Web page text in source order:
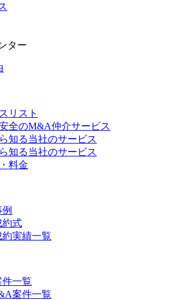
ター
リスト
全のM&A仲介サービス
知る当社のサービス
知る当社のサービス
料金
式
実績一覧
一覧
案件一覧